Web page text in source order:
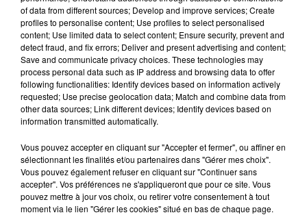
Relandeau, musée cambriolé et
Amel Bent en...
11h18
Disparition de Manon
Relandeau : sa mère réclame
l’intervention...
Jeux Voir plus
of data from different sources; Develop and improve services; Create
profiles to personalise content; Use profiles to select personalised
content; Use limited data to select content; Ensure security, prevent and
detect fraud, and fix errors; Deliver and present advertising and content;
Save and communicate privacy choices. These technologies may
process personal data such as IP address and browsing data to offer
following functionalities: Identify devices based on information actively
requested; Use precise geolocation data; Match and combine data from
other data sources; Link different devices; Identify devices based on
information transmitted automatically.
Vous pouvez accepter en cliquant sur "Accepter et fermer", ou affiner en
sélectionnant les finalités et/ou partenaires dans "Gérer mes choix".
Vous pouvez également refuser en cliquant sur "Continuer sans
accepter". Vos préférences ne s'appliqueront que pour ce site. Vous
pouvez mettre à jour vos choix, ou retirer votre consentement à tout
moment via le lien "Gérer les cookies" situé en bas de chaque page.